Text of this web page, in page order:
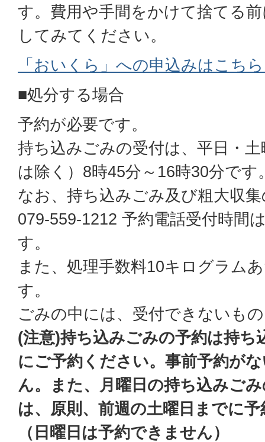
す。費用や手間をかけて捨てる
してみてください。
「おいくら」への申込みはこち
■処分する場合
予約が必要です。
持ち込みごみの受付は、平日・
は除く）8時45分～16時30分です
なお、持ち込みごみ及び粗大収
079-559-1212 予約電話受付時間
す。
また、処理手数料10キログラム
す。
ごみの中には、受付できないも
(注意)持ち込みごみの予約は持ち
にご予約ください。事前予約が
ん。また、月曜日の持ち込みご
は、原則、前週の土曜日までに
（日曜日は予約できません）